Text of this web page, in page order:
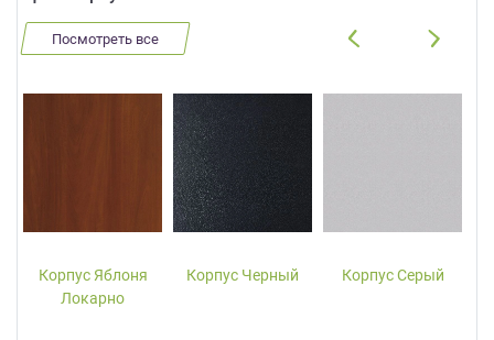
Посмотреть все
Корпус Яблоня
Локарно
Корпус Черный Корпус Серый